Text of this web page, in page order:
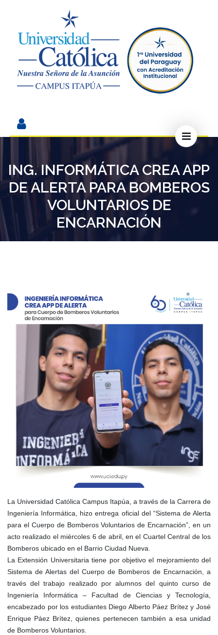
ING. INFORMÁTICA CREA APP
DE ALERTA PARA BOMBEROS
VOLUNTARIOS DE
ENCARNACIÓN
La Universidad Católica Campus Itapúa, a través de la Carrera de
Ingeniería Informática, hizo entrega oficial del “Sistema de Alerta
para el Cuerpo de Bomberos Voluntarios de Encarnación”, en un
acto realizado el miércoles 6 de abril, en el Cuartel Central de los
Bomberos ubicado en el Barrio Ciudad Nueva.
La Extensión Universitaria tiene por objetivo el mejoramiento del
Sistema de Alertas del Cuerpo de Bomberos de Encarnación, a
través del trabajo realizado por alumnos del quinto curso de
Ingeniería Informática – Facultad de Ciencias y Tecnología,
encabezado por los estudiantes Diego Alberto Páez Brítez y José
Enrique Páez Brítez, quienes pertenecen también a esa unidad
de Bomberos Voluntarios.